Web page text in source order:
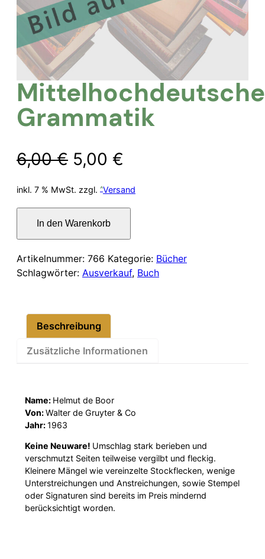
Mittelhochdeutsche
Grammatik
6,00€ Ursprünglicher
Preis
war:
6,00 €
5,00 €
Preis
ist:
5,00 €.
inkl. 7 % MwSt. zzgl. Versand
Grammatik
Menge
In den Warenkorb
Artikelnummer: 766 Kategorie: Bücher
Schlagwörter: Ausverkauf, Buch
Beschreibung
Zusätzliche Informationen
Name: Helmut de Boor
Von:Walter de Gruyter & Co
Jahr:1963
Keine Neuware! Umschlag stark berieben und
verschmutzt Seiten teilweise vergilbt und fleckig.
Kleinere Mängel wie vereinzelte Stockflecken, wenige
Unterstreichungen und Anstreichungen, sowie Stempel
oder Signaturen sind bereits im Preis mindernd
berücksichtigt worden.